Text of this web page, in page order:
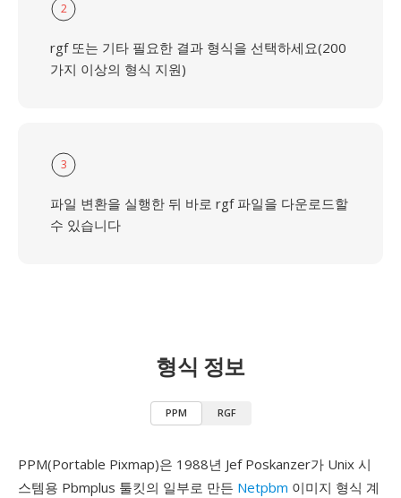
2
rgf 또는 기타 필요한 결과 형식을 선택하세요(200
가지 이상의 형식 지원)
3
파일 변환을 실행한 뒤 바로 rgf 파일을 다운로드할
수 있습니다
형식 정보
PPM RGF
PPM(Portable Pixmap)은 1988년 Jef Poskanzer가 Unix 시
스템용 Pbmplus 툴킷의 일부로 만든 Netpbm 이미지 형식 계